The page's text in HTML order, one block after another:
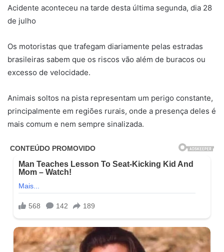
Acidente aconteceu na tarde desta última segunda, dia 28
de julho
Os motoristas que trafegam diariamente pelas estradas
brasileiras sabem que os riscos vão além de buracos ou
excesso de velocidade.
Animais soltos na pista representam um perigo constante,
principalmente em regiões rurais, onde a presença deles é
mais comum e nem sempre sinalizada.